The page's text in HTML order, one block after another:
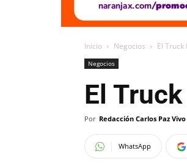
Inicio Negocios El Truck
Negocios
El
Por Redacción Carlos Paz Vivo
WhatsApp